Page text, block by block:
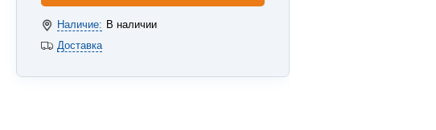
Наличие: В наличии
Доставка